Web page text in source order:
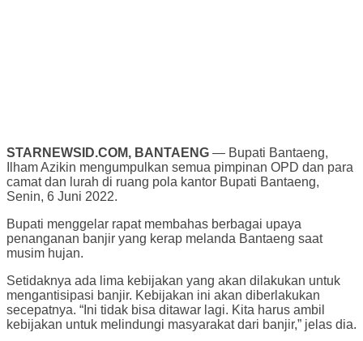
STARNEWSID.COM, BANTAENG — Bupati Bantaeng,
Ilham Azikin mengumpulkan semua pimpinan OPD dan para
camat dan lurah di ruang pola kantor Bupati Bantaeng,
Senin, 6 Juni 2022.
Bupati menggelar rapat membahas berbagai upaya
penanganan banjir yang kerap melanda Bantaeng saat
musim hujan.
Setidaknya ada lima kebijakan yang akan dilakukan untuk
mengantisipasi banjir. Kebijakan ini akan diberlakukan
secepatnya. “Ini tidak bisa ditawar lagi. Kita harus ambil
kebijakan untuk melindungi masyarakat dari banjir,” jelas dia.